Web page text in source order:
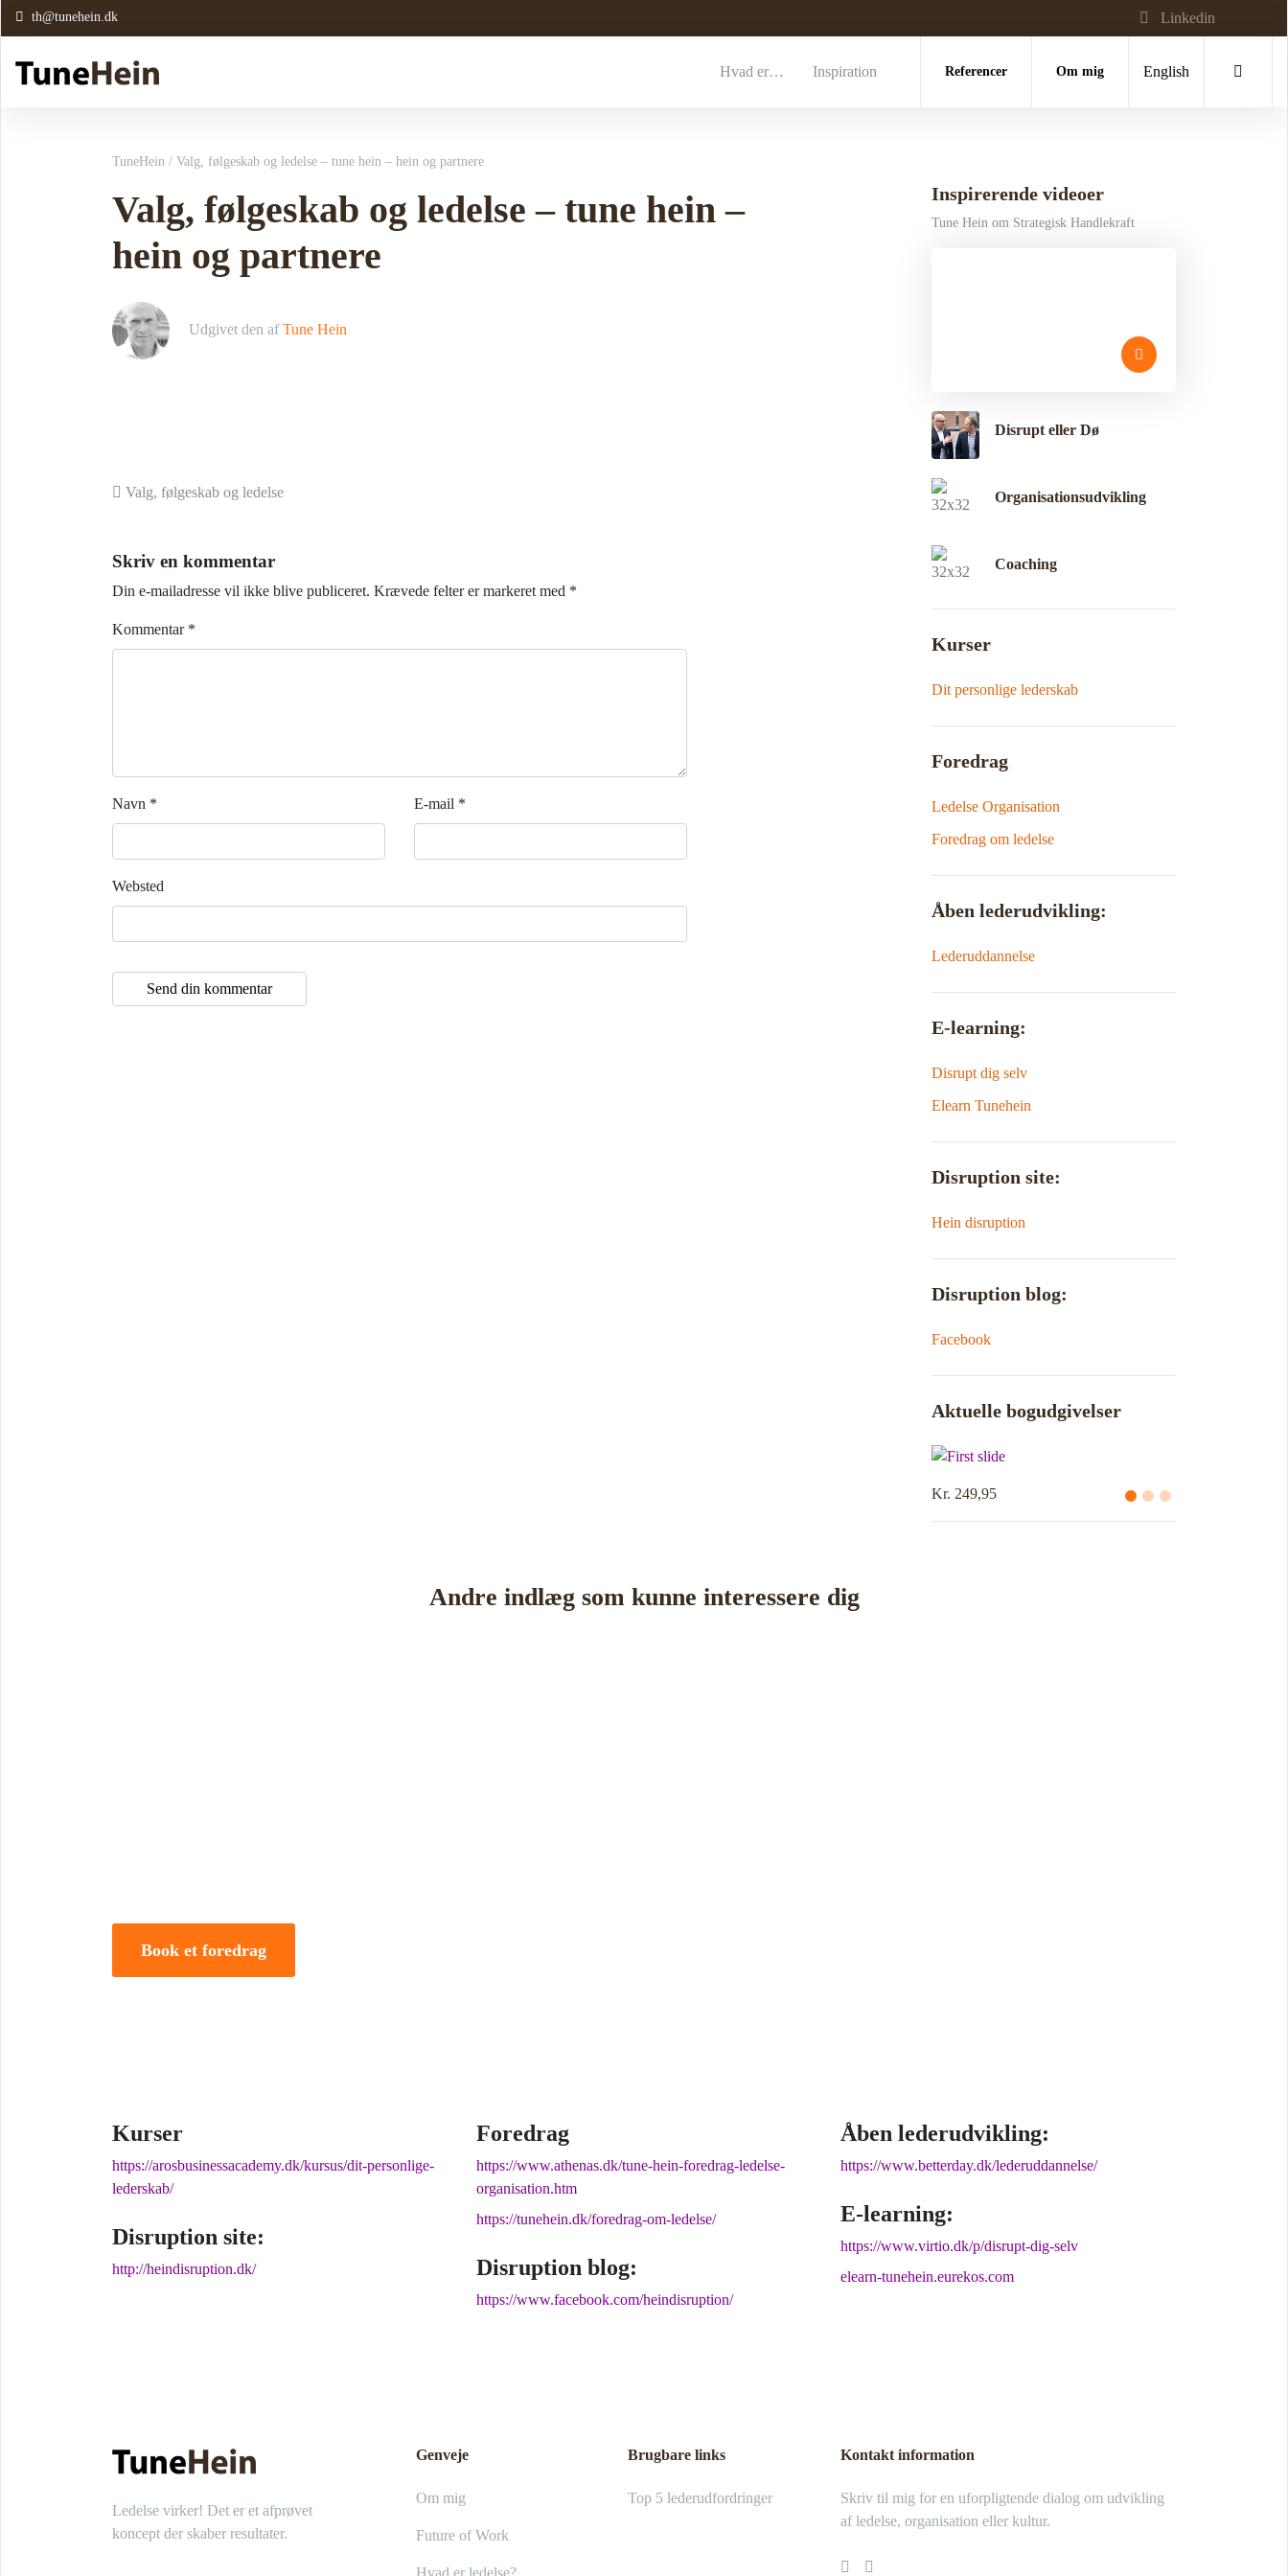
th@tunehein.dk Linkedin
Hvad er… Inspiration Referencer Om mig English
TuneHein / Valg, følgeskab og ledelse – tune hein – hein og partnere
Valg, følgeskab og ledelse – tune hein –
hein og partnere
Udgivet den af Tune Hein
Indlæg navigation
Valg, følgeskab og ledelse
Skriv en kommentar
Din e-mailadresse vil ikke blive publiceret. Krævede felter er markeret med *
Kommentar *
Navn * E-mail *
Websted
Inspirerende videoer
Tune Hein om Strategisk Handlekraft
Disrupt eller Dø
Organisationsudvikling
Coaching
Kurser
Dit personlige lederskab
Foredrag
Ledelse Organisation
Foredrag om ledelse
Åben lederudvikling:
Lederuddannelse
E-learning:
Disrupt dig selv
Elearn Tunehein
Disruption site:
Hein disruption
Disruption blog:
Facebook
Aktuelle bogudgivelser
Kr. 249,95
Andre indlæg som kunne interessere dig
Book et foredrag
Kurser
https://arosbusinessacademy.dk/kursus/dit-personlige-
lederskab/
Disruption site:
http://heindisruption.dk/
Foredrag
https://www.athenas.dk/tune-hein-foredrag-ledelse-
organisation.htm
https://tunehein.dk/foredrag-om-ledelse/
Disruption blog:
https://www.facebook.com/heindisruption/
Åben lederudvikling:
https://www.betterday.dk/lederuddannelse/
E-learning:
https://www.virtio.dk/p/disrupt-dig-selv
elearn-tunehein.eurekos.com
Ledelse virker! Det er et afprøvet
koncept der skaber resultater.
Genveje
Om mig
Future of Work
Hvad er ledelse?
Brugbare links
Top 5 lederudfordringer
Kontakt information
Skriv til mig for en uforpligtende dialog om udvikling
af ledelse, organisation eller kultur.